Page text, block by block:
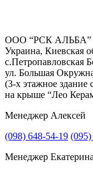
Получить
ООО “РСК АЛЬБА”
Украина, Киевская
с.Петропавловская
ул. Большая
(3-х этажное здание
на крыше “Лео
Менеджер Алексей
(098) 648-54-19
Менеджер Екатерина